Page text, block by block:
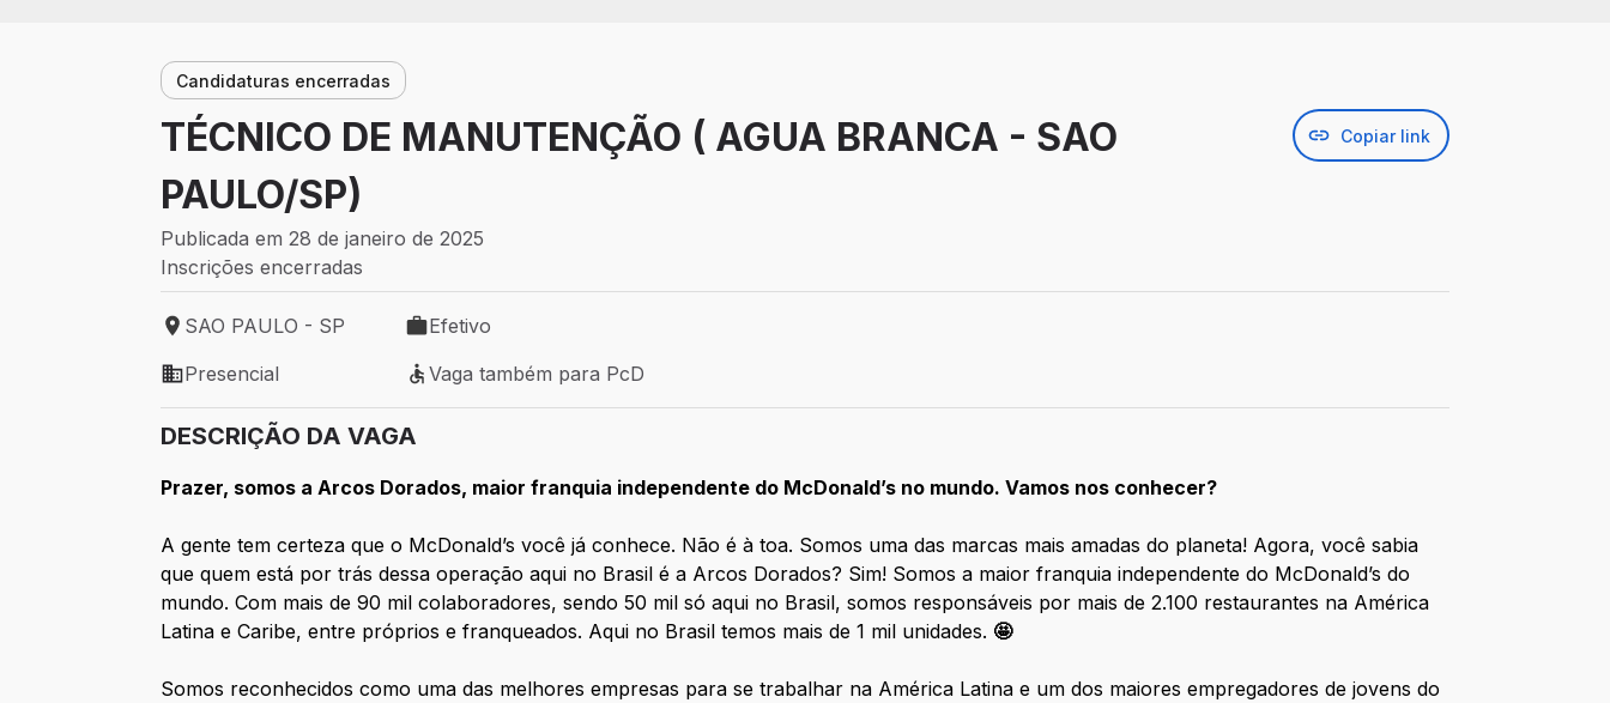
Candidaturas encerradas
TÉCNICO DE MANUTENÇÃO ( AGUA BRANCA - SAO
PAULO/SP)
Copiar link
Publicada em 28 de janeiro de 2025
Inscrições encerradas
Local de trabalho: SAO PAULO - SP
SAO PAULO - SP
Tipo de vaga: Efetivo
Efetivo
Modelo de trabalho: Presencial
Presencial
Vaga também para PcD
Vaga também para PcD
DESCRIÇÃO DA VAGA
Prazer, somos a Arcos Dorados, maior franquia independente do McDonald’s no mundo. Vamos nos conhecer?
A gente tem certeza que o McDonald’s você já conhece. Não é à toa. Somos uma das marcas mais amadas do planeta! Agora, você sabia
que quem está por trás dessa operação aqui no Brasil é a Arcos Dorados? Sim! Somos a maior franquia independente do McDonald’s do
mundo. Com mais de 90 mil colaboradores, sendo 50 mil só aqui no Brasil, somos responsáveis por mais de 2.100 restaurantes na América
Latina e Caribe, entre próprios e franqueados. Aqui no Brasil temos mais de 1 mil unidades. 🤩
Somos reconhecidos como uma das melhores empresas para se trabalhar na América Latina e um dos maiores empregadores de jovens do